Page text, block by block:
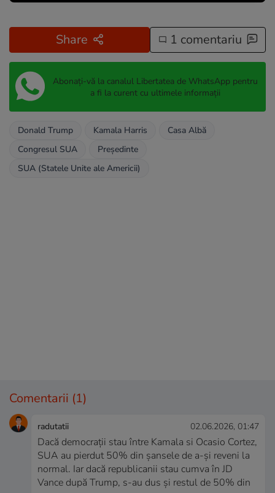
Share 1 comentariu
Abonați-vă la canalul Libertatea de WhatsApp pentru
a fi la curent cu ultimele informații
Donald Trump Kamala Harris
Casa Albă
Congresul SUA
Președinte
SUA (Statele Unite ale Americii)
Comentarii (1)
radutatii 02.06.2026, 01:47
Dacă democrații stau între Kamala si Ocasio Cortez,
SUA au pierdut 50% din șansele de a-și reveni la
normal. Iar dacă republicanii stau cumva în JD
Vance după Trump, s-au dus și restul de 50% din